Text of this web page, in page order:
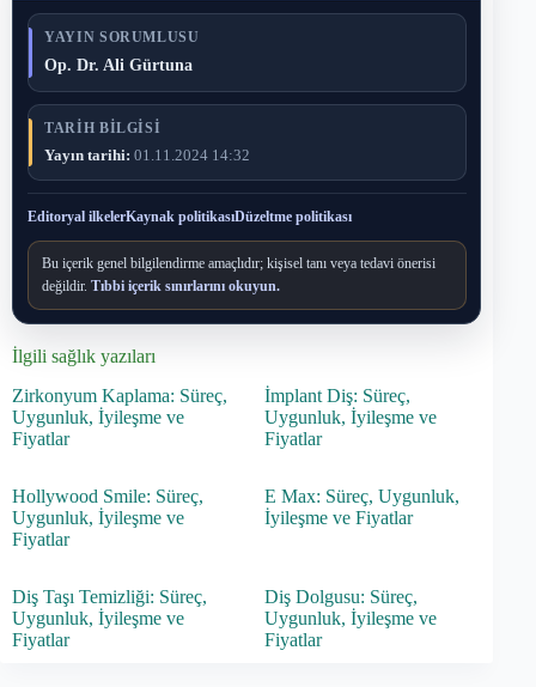
YAYIN SORUMLUSU
Op. Dr. Ali Gürtuna
TARIH BILGISI
Yayın tarihi: 01.11.2024 14:32
Editoryal ilkelerKaynak politikasıDüzeltme politikası
Bu içerik genel bilgilendirme amaçlıdır; kişisel tanı veya tedavi önerisi
değildir. Tıbbi içerik sınırlarını okuyun.
İlgili sağlık yazıları
Zirkonyum Kaplama: Süreç,
Uygunluk, İyileşme ve
Fiyatlar
İmplant Diş: Süreç,
Uygunluk, İyileşme ve
Fiyatlar
Hollywood Smile: Süreç,
Uygunluk, İyileşme ve
Fiyatlar
E Max: Süreç, Uygunluk,
İyileşme ve Fiyatlar
Diş Taşı Temizliği: Süreç,
Uygunluk, İyileşme ve
Fiyatlar
Diş Dolgusu: Süreç,
Uygunluk, İyileşme ve
Fiyatlar